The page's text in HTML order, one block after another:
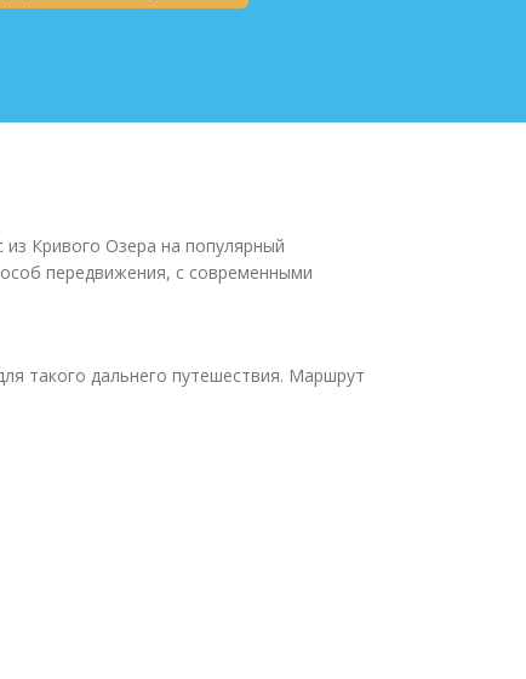
Кривого Озера на популярный
передвижения, с современными
такого дальнего путешествия. Маршрут